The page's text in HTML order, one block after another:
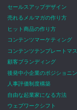
セールスアップデザイン
売れるメルマガの作り方
ヒット商品の作り方
コンテンツマーケティング
コンテンツテンプレートマ
顧客ブランディング
後発中小企業のポジショニ
人事評価制度構築
自由な起業家になる方法
ウェブワークシフト